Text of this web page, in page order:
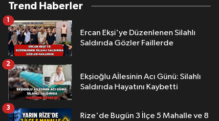
Trend Haberler
Ercan Ekşi'ye Düzenlenen Silahlı
Saldırıda Gözler Faillerde
1
Ekşioğlu Aİlesinin Acı Günü: Silahlı
Saldırıda Hayatını Kaybetti
2
Rize'de Bugün 3 İlçe 5 Mahalle ve 8
3